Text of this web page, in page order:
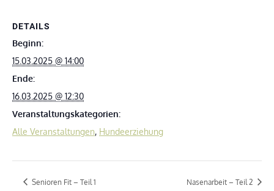
DETAILS
Beginn:
15.03.2025 @ 14:00
Ende:
16.03.2025 @ 12:30
Veranstaltungskategorien:
Alle Veranstaltungen, Hundeerziehung
Senioren Fit – Teil 1 Nasenarbeit – Teil 2